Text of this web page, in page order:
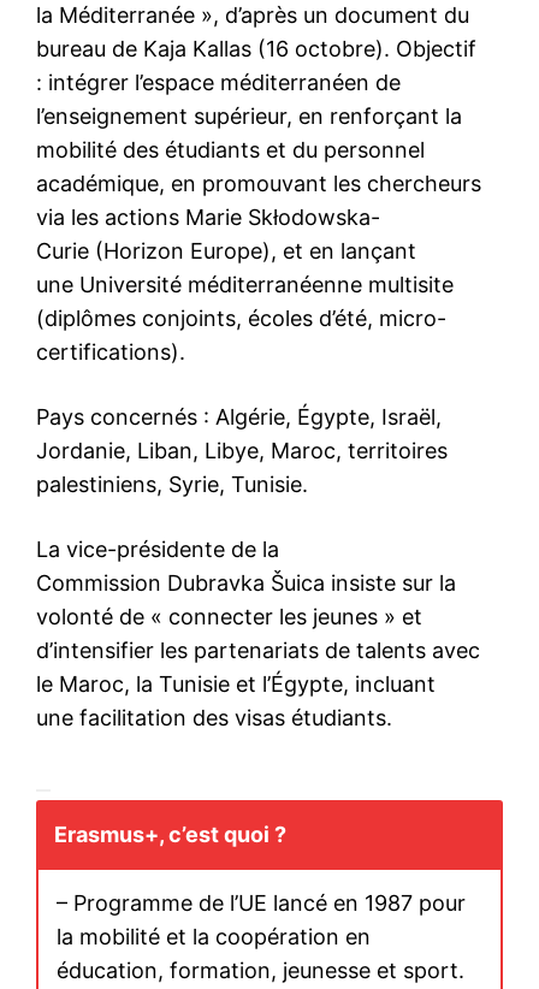
la Méditerranée », d’après un document du
bureau de Kaja Kallas (16 octobre). Objectif
: intégrer l’espace méditerranéen de
l’enseignement supérieur, en renforçant la
mobilité des étudiants et du personnel
académique, en promouvant les chercheurs
via les actions Marie Skłodowska-
Curie (Horizon Europe), et en lançant
une Université méditerranéenne multisite
(diplômes conjoints, écoles d’été, micro-
certifications).
Pays concernés : Algérie, Égypte, Israël,
Jordanie, Liban, Libye, Maroc, territoires
palestiniens, Syrie, Tunisie.
La vice-présidente de la
Commission Dubravka Šuica insiste sur la
volonté de « connecter les jeunes » et
d’intensifier les partenariats de talents avec
le Maroc, la Tunisie et l’Égypte, incluant
une facilitation des visas étudiants.
Erasmus+, c’est quoi ?
– Programme de l’UE lancé en 1987 pour
la mobilité et la coopération en
éducation, formation, jeunesse et sport.